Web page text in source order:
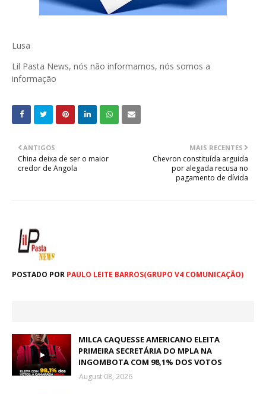
Lusa
Lil Pasta News, nós não informamos, nós somos a
informação
MAIS RECENTES
Chevron constituída arguida
por alegada recusa no
pagamento de dívida
ANTIGOS
China deixa de ser o maior
credor de Angola
POSTADO POR PAULO LEITE BARROS(GRUPO V4 COMUNICAÇÃO)
MILCA CAQUESSE AMERICANO ELEITA
PRIMEIRA SECRETÁRIA DO MPLA NA
INGOMBOTA COM 98,1% DOS VOTOS
August 08, 2026